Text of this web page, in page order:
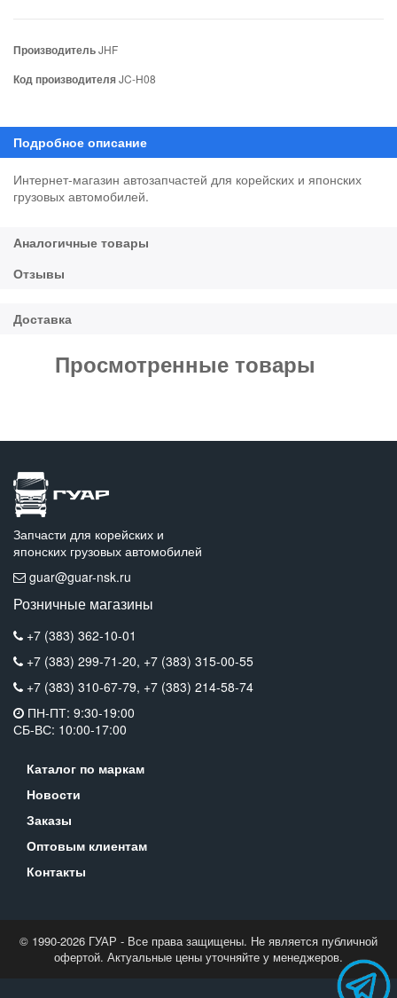
ПроизводительJHF
Код производителяJC-H08
Интернет-магазин автозапчастей для корейских и японских
грузовых автомобилей.
Просмотренные товары
Запчасти для корейских и
японских грузовых автомобилей
guar@guar-nsk.ru
Розничные магазины
+7 (383) 362-10-01
+7 (383) 299-71-20, +7 (383) 315-00-55
+7 (383) 310-67-79, +7 (383) 214-58-74
ПН-ПТ: 9:30-19:00
СБ-ВС: 10:00-17:00
Каталог по маркам
Новости
Заказы
Оптовым клиентам
Контакты
© 1990-2026 ГУАР - Все права защищены. Не является публичной
офертой. Актуальные цены уточняйте у менеджеров.